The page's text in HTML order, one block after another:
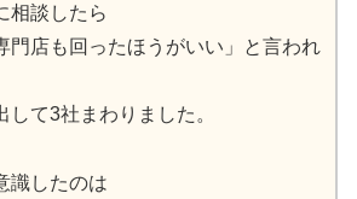
相談したら
門店も回ったほうがいい」と言われ
して3社まわりました。
識したのは